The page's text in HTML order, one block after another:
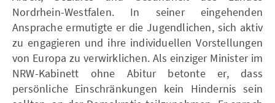
Nordrhein-Westfalen. In seiner eingehenden
Ansprache ermutigte er die Jugendlichen, sich aktiv
zu engagieren und ihre individuellen Vorstellungen
von Europa zu verwirklichen. Als einziger Minister im
NRW-Kabinett ohne Abitur betonte er, dass
persönliche Einschränkungen kein Hindernis sein